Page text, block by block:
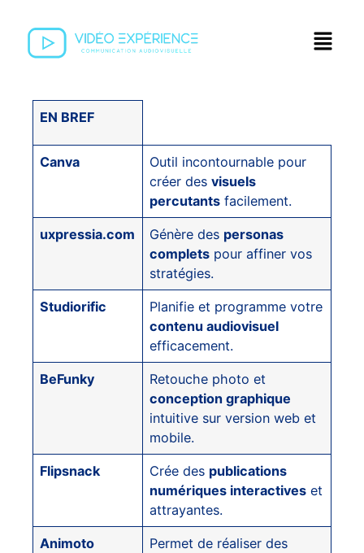
EN BREF
Canva
Outil incontournable pour
créer desvisuels
percutants facilement.
uxpressia.com Génère des personas
complets pour affiner vos
stratégies.
Studiorific
Planifie et programme votre
contenu audiovisuel
efficacement.
BeFunky
Retouche photo et
conception graphique
intuitive sur version web et
mobile.
Flipsnack Crée des publications
numériques interactives et
attrayantes.
Animoto
Permet de réaliser des